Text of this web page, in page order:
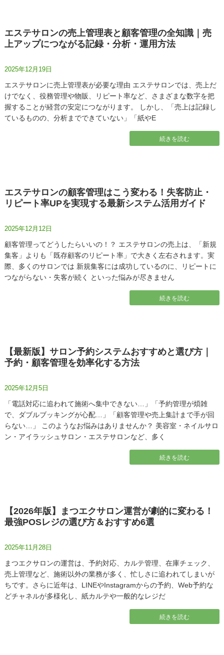
エステサロンの売上管理表と顧客管理の全知識｜売
上アップにつながる記録・分析・運用方法
2025年12月19日
エステサロンに売上管理表が必要な理由 エステサロンでは、売上だ
けでなく、役務管理や物販、リピート率など、さまざまな数字を把
握することが経営の安定につながります。 しかし、「売上は記録し
ているものの、分析までできていない」「紙やE
続きを読む
エステサロンの顧客管理はこう変わる！失客防止・
リピート率UPを実現する最新システム活用ガイド
2025年12月12日
顧客管理ってどうしたらいいの！？ エステサロンの売上は、「新規
集客」よりも「既存顧客のリピート率」で大きく左右されます。実
際、多くのサロンでは 新規集客には成功しているのに、リピートに
つながらない・失客が続く といった悩みが尽きません
続きを読む
【最新版】サロン予約システムおすすめと選び方｜
予約・顧客管理を効率化する方法
2025年12月5日
「電話対応に追われて施術へ集中できない…」「予約管理が煩雑
で、ダブルブッキングが心配…」「顧客管理や売上集計まで手が回
らない…」 このようなお悩みはありませんか？ 美容室・ネイルサロ
ン・アイラッシュサロン・エステサロンなど、多く
続きを読む
【2026年版】まつエクサロン運営が劇的に変わる！
最強POSレジの選び方＆おすすめ6選
2025年11月28日
まつエクサロンの運営は、予約対応、カルテ管理、在庫チェック、
売上管理など、施術以外の業務が多く、忙しさに追われてしまいが
ちです。さらに近年は、LINEやInstagramからの予約、Web予約な
どチャネルが多様化し、紙カルテや一般的なレジだ
続きを読む